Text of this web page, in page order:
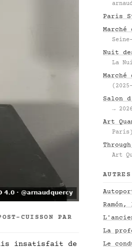
CUISSON PAR
insatisfait de
Paris
Nuit
La
Salon
→
Art
Paris)
Art
La
Le